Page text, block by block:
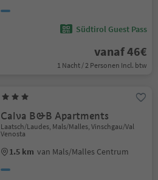
Südtirol Guest Pass
vanaf 46€
1 Nacht / 2 Personen Incl. btw
Calva B&B Apartments
Laatsch/Laudes, Mals/Malles, Vinschgau/Val
Venosta
1.5 km van Mals/Malles Centrum